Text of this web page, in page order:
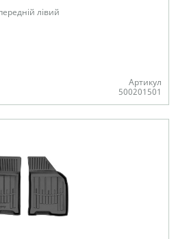
лівий
Артикул
500201501